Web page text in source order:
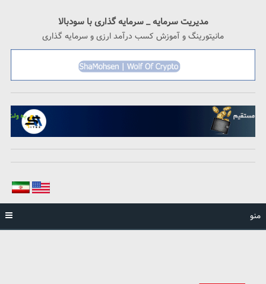
مدیریت سرمایه _ سرمایه گذاری با سودبالا
مانیتورینگ و آموزش کسب درآمد ارزی و سرمایه گذاری
منو